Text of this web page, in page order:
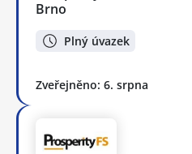
Brno
Plný úvazek
Zveřejněno: 6. srpna